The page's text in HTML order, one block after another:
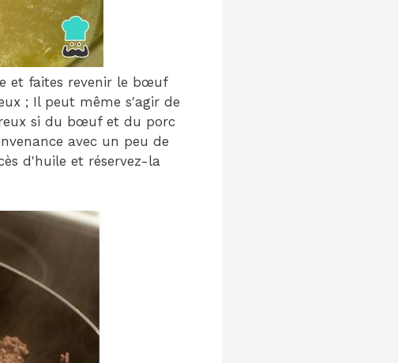
et faites revenir le bœuf
; Il peut même s'agir de
si du bœuf et du porc
avec un peu de
d'huile et réservez-la